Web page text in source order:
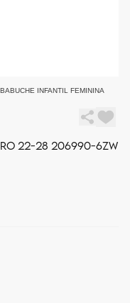
BABUCHE INFANTIL FEMININA
22-28 206990-6ZW